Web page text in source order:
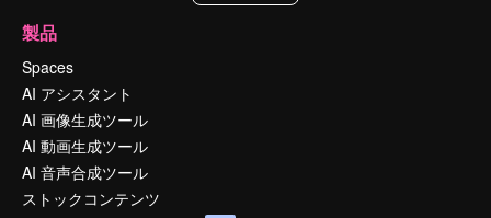
製品
Spaces
AI アシスタント
AI 画像生成ツール
AI 動画生成ツール
AI 音声合成ツール
ストックコンテンツ